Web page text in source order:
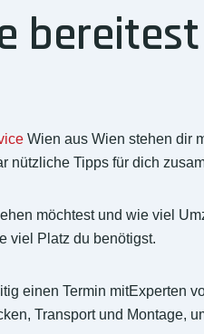
Wien aus Wien stehen dir
nützliche Tipps für dich
möchtest und wie viel
viel Platz du benötigst.
einen Termin mitExperten
Transport und Montage,